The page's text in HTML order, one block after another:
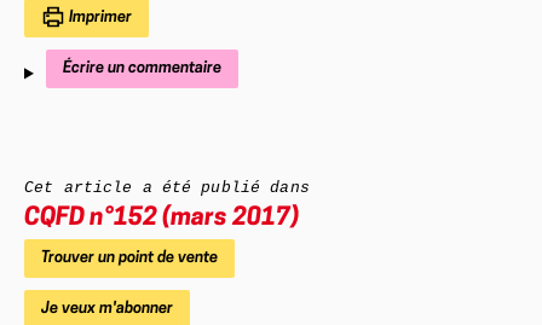
Imprimer
Écrire un commentaire
Cet article a été publié dans
CQFD n°152 (mars 2017)
Trouver un point de vente
Je veux m'abonner